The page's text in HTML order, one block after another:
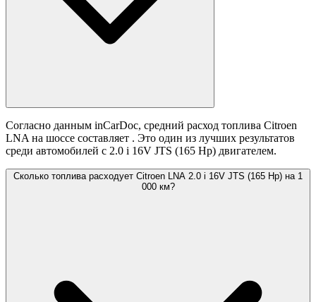
Согласно данным inCarDoc, средний расход топлива Citroen
LNA на шоссе составляет . Это один из лучших результатов
среди автомобилей с 2.0 i 16V JTS (165 Hp) двигателем.
Сколько топлива расходует Citroen LNA 2.0 i 16V JTS (165 Hp) на 1
000 км?